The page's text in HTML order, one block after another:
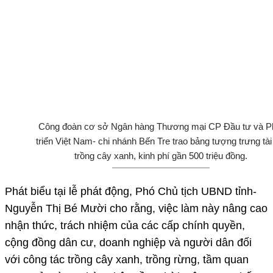
Công đoàn cơ sở Ngân hàng Thương mại CP Đầu tư và
triển Việt Nam- chi nhánh Bến Tre trao bảng tượng trưng
trồng cây xanh, kinh phí gần 500 triệu đồng.
Phát biểu tại lễ phát động, Phó Chủ tịch UBND tỉnh-
Nguyễn Thị Bé Mười cho rằng, việc làm này nâng cao
nhận thức, trách nhiệm của các cấp chính quyền,
cộng đồng dân cư, doanh nghiệp và người dân đối
với công tác trồng cây xanh, trồng rừng, tầm quan